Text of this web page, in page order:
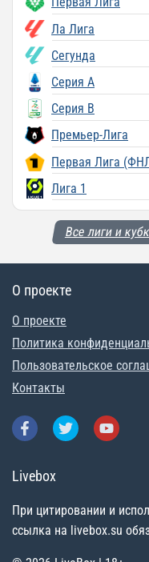
Ла Лига
Сегунда
Серия A
Серия B
Премьер-Лига
Первая Лига
Лига 1
Все лиги и
О проекте
О проекте
Политика
Пользовательское
Контакты
Livebox
При цитировании и
ссылка на livebox.su